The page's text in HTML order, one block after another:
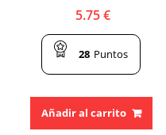
5.75€
28 Puntos
Añadir al carrito